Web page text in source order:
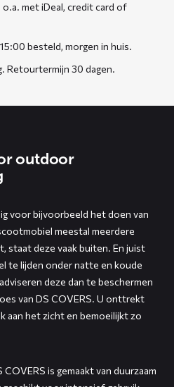
met iDeal, credit card of
besteld, morgen in huis.
Retourtermijn 30 dagen.
outdoor
voor bijvoorbeeld het doen van
meestal meerdere
staat deze vaak buiten. En juist
te lijden onder natte en koude
deze dan te beschermen
van DS COVERS. U onttrekt
aan het zicht en bemoeilijkt zo
is gemaakt van duurzaam